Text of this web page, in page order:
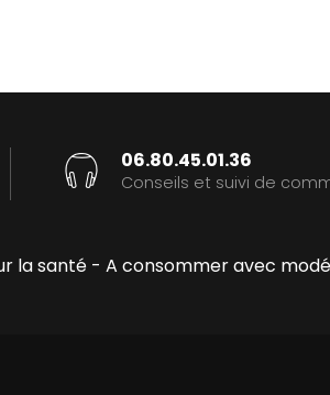
06.80.45.01.36
Conseils et suivi de
la santé - A consommer avec